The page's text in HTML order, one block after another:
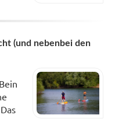
(und nebenbei den